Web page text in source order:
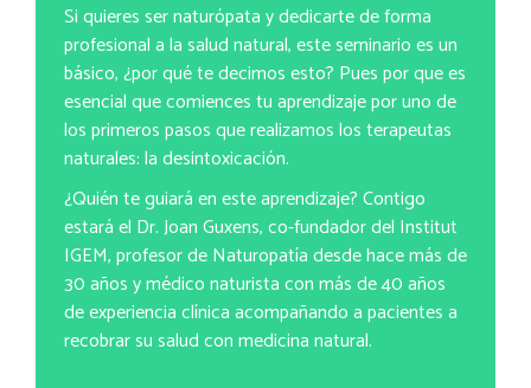
Si quieres ser naturópata y dedicarte de forma
profesional a la salud natural, este seminario es un
básico, ¿por qué te decimos esto? Pues por que es
esencial que comiences tu aprendizaje por uno de
los primeros pasos que realizamos los terapeutas
naturales: la desintoxicación.
¿Quién te guiará en este aprendizaje? Contigo
estará el Dr. Joan Guxens, co-fundador del Institut
IGEM, profesor de Naturopatía desde hace más de
30 años y médico naturista con más de 40 años
de experiencia clínica acompañando a pacientes a
recobrar su salud con medicina natural.